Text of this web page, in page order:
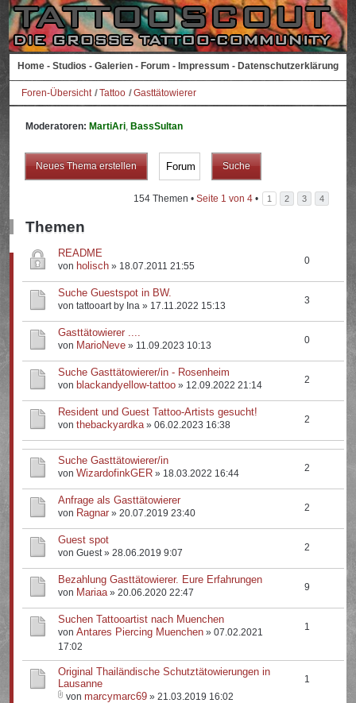
Home - Studios - Galerien - Forum - Impressum - Datenschutzerklärung
Foren-Übersicht Tattoo Gasttätowierer
Moderatoren: MartiAri, BassSultan
Neues Thema erstellen
154 Themen • Seite 1 von 4• 1 2 3 4
Themen
README
von holisch » 18.07.2011 21:55 0
Suche Guestspot in BW.
von tattooart by Ina » 17.11.2022 15:13 3
Gasttätowierer ....
von MarioNeve » 11.09.2023 10:13 0
Suche Gasttätowierer/in - Rosenheim
von blackandyellow-tattoo » 12.09.2022 21:14 2
Resident und Guest Tattoo-Artists gesucht!
vonthebackyardka» 06.02.2023 16:38 2
Suche Gasttätowierer/in
vonWizardofinkGER » 18.03.2022 16:44 2
Anfrage als Gasttätowierer
von Ragnar » 20.07.2019 23:40 2
Guest spot
von Guest » 28.06.2019 9:07 2
Bezahlung Gasttätowierer. Eure Erfahrungen
von Mariaa» 20.06.2020 22:47 9
Suchen Tattooartist nach Muenchen
vonAntares Piercing Muenchen » 07.02.2021
17:02
1
Original Thailändische Schutztätowierungen in
Lausanne
vonmarcymarc69 » 21.03.2019 16:02
1